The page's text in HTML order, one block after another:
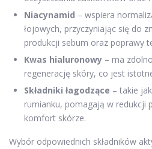
Niacynamid – wspiera
łojowych, przyczyniając się do
produkcji sebum oraz poprawy
Kwas hialuronowy – ma
regenerację skóry, co jest
Składniki łagodzące – takie
rumianku, pomagają w redukcji
komfort skórze.
Wybór odpowiednich składników